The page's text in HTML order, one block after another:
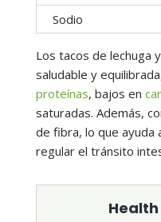
Sodio
Los tacos de lechuga
saludable y
proteínas, bajos en
saturadas. Además,
de fibra, lo que ayuda
regular el tránsito